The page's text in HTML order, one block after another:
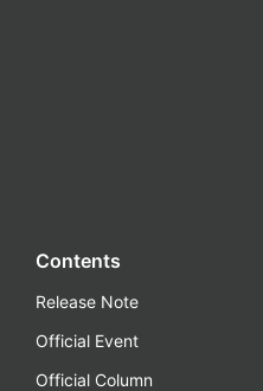
Contents
Release Note
Official Event
Official Column